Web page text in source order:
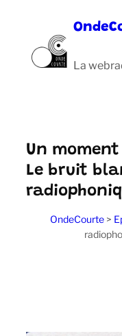
contenu
La
Un moment
Le bruit
OndeCourte >